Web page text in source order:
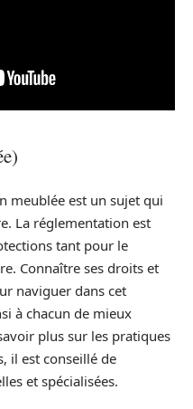
meublée est un sujet qui
La réglementation est
tant pour le
Connaître ses droits et
naviguer dans cet
à chacun de mieux
plus sur les pratiques
il est conseillé de
et spécialisées.